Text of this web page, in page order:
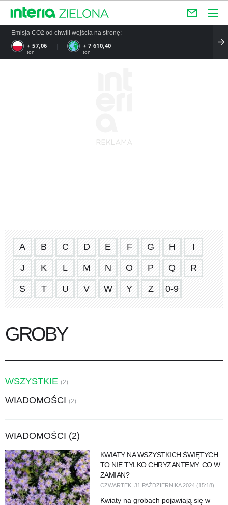
Emisja CO2 od chwili wejścia na stronę:
+ 57,06
ton
+ 7 610,40
ton
A B C D E F G H I
J K L M N O P Q R
S T U V W Y Z 0-9
GROBY
WSZYSTKIE (2)
WIADOMOŚCI (2)
WIADOMOŚCI (2)
KWIATY NA WSZYSTKICH ŚWIĘTYCH
TO NIE TYLKO CHRYZANTEMY. CO W
ZAMIAN?
CZWARTEK, 31 PAŹDZIERNIKA 2024 (15:18)
Kwiaty na grobach pojawiają się w